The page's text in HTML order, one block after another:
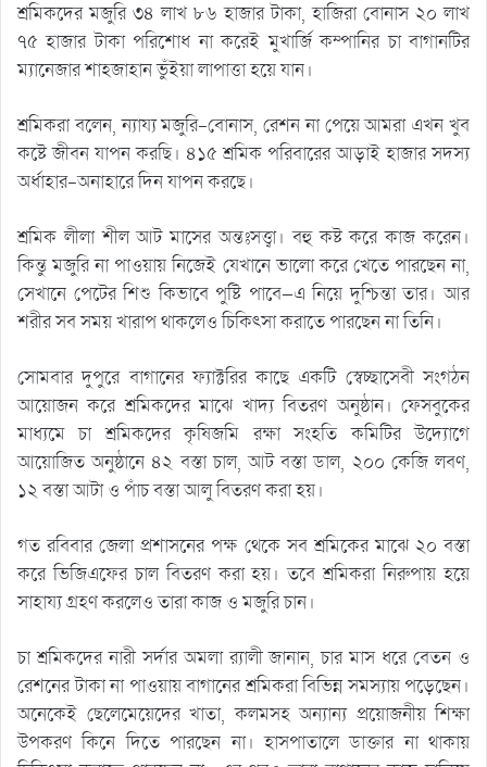
শ্রমিকদের মজুরি ৩৪ লাখ ৮৬ হাজার টাকা, হাজিরা বোনাস ২০ লাখ
৭৫ হাজার টাকা পরিশোধ না করেই মুখার্জি কম্পানির চা বাগানটির
ম্যানেজার শাহজাহান ভুঁইয়া লাপাত্তা হয়ে যান।
শ্রমিকরা বলেন, ন্যায্য মজুরি-বোনাস, রেশন না পেয়ে আমরা এখন খুব
কষ্টে জীবন যাপন করছি। ৪১৫ শ্রমিক পরিবারের আড়াই হাজার সদস্য
অর্ধাহার-অনাহারে দিন যাপন করছে।
শ্রমিক লীলা শীল আট মাসের অন্তঃসত্ত্বা। বহু কষ্ট করে কাজ করেন।
কিন্তু মজুরি না পাওয়ায় নিজেই যেখানে ভালো করে খেতে পারছেন না,
সেখানে পেটের শিশু কিভাবে পুষ্টি পাবে—এ নিয়ে দুশ্চিন্তা তার। আর
শরীর সব সময় খারাপ থাকলেও চিকিৎসা করাতে পারছেন না তিনি।
সোমবার দুপুরে বাগানের ফ্যাক্টরির কাছে একটি স্বেচ্ছাসেবী সংগঠন
আয়োজন করে শ্রমিকদের মাঝে খাদ্য বিতরণ অনুষ্ঠান। ফেসবুকের
মাধ্যমে চা শ্রমিকদের কৃষিজমি রক্ষা সংহতি কমিটির উদ্যোগে
আয়োজিত অনুষ্ঠানে ৪২ বস্তা চাল, আট বস্তা ডাল, ২০০ কেজি লবণ,
১২ বস্তা আটা ও পাঁচ বস্তা আলু বিতরণ করা হয়।
গত রবিবার জেলা প্রশাসনের পক্ষ থেকে সব শ্রমিকের মাঝে ২০ বস্তা
করে ভিজিএফের চাল বিতরণ করা হয়। তবে শ্রমিকরা নিরুপায় হয়ে
সাহায্য গ্রহণ করলেও তারা কাজ ও মজুরি চান।
চা শ্রমিকদের নারী সর্দার অমলা র‍্যালী জানান, চার মাস ধরে বেতন ও
রেশনের টাকা না পাওয়ায় বাগানের শ্রমিকরা বিভিন্ন সমস্যায় পড়েছেন।
অনেকেই ছেলেমেয়েদের খাতা, কলমসহ অন্যান্য প্রয়োজনীয় শিক্ষা
উপকরণ কিনে দিতে পারছেন না। হাসপাতালে ডাক্তার না থাকায়